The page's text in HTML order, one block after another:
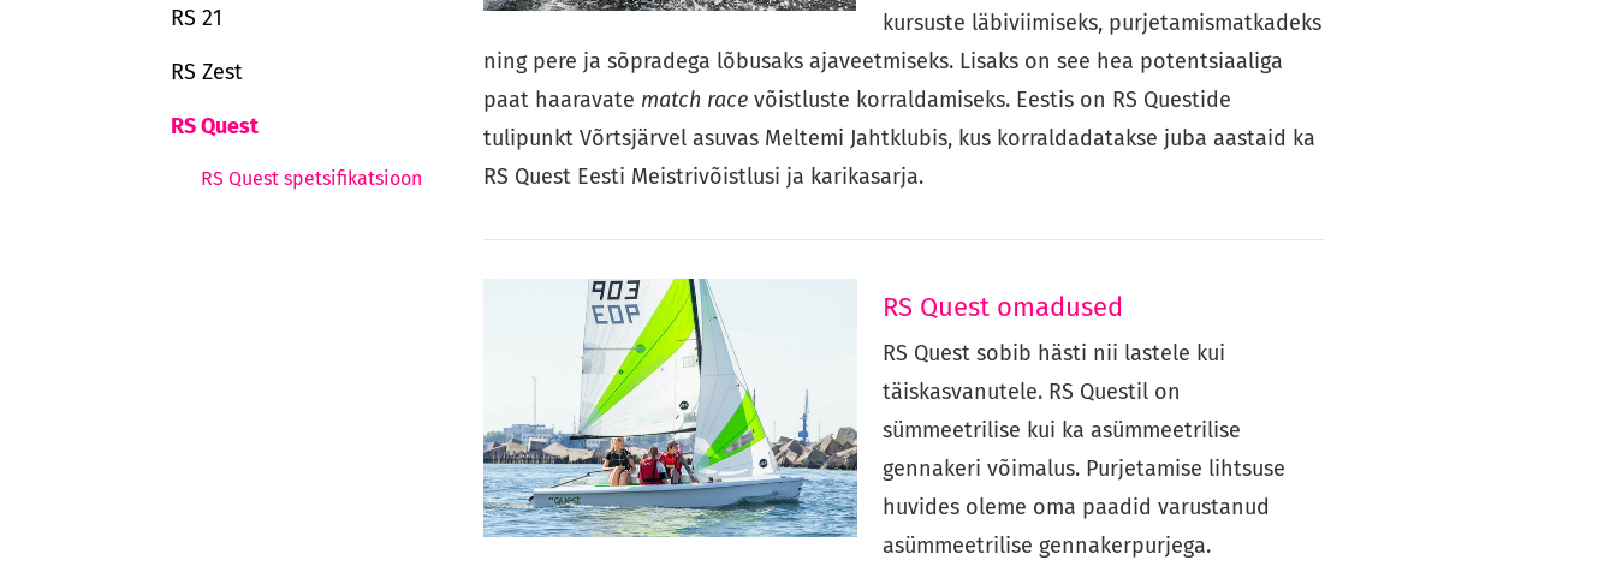
RS 21
RS Zest
RS Quest
RS Quest spetsifikatsioon
kursuste läbiviimiseks, purjetamismatkadeks
ning pere ja sõpradega lõbusaks ajaveetmiseks. Lisaks on see hea potentsiaaliga
paat haaravate match race võistluste korraldamiseks. Eestis on RS Questide
tulipunkt Võrtsjärvel asuvas Meltemi Jahtklubis, kus korraldadatakse juba aastaid ka
RS Quest Eesti Meistrivõistlusi ja karikasarja.
RS Quest omadused
RS Quest sobib hästi nii lastele kui
täiskasvanutele. RS Questil on
sümmeetrilise kui ka asümmeetrilise
gennakeri võimalus. Purjetamise lihtsuse
huvides oleme oma paadid varustanud
asümmeetrilise gennakerpurjega.